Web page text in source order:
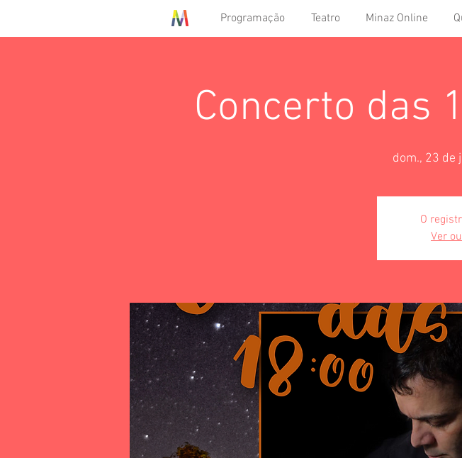
Programação Teatro Minaz Online
Concerto das
dom., 23 de
O
Ver